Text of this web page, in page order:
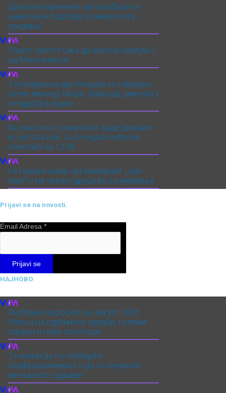
Дали електричните автомобили се
навистина подобри за животната
средина?
Зошто светот сака да ископа хелиум-3
од Месечината?
5 италијански дестинации за совршен
летен викенд: Море, природа, уметност
и најдобра храна
Во ова село сонцето ќе зајде двапати
во истата ноќ: Се очекува небесен
спектакл на 12.08
Сè повеќе жени организираат „solo
date“ и не чекаат друштво за уживање
Prijavi se na novosti.
Email Adresa *
НАЈНОВО
Љубовен хороскоп за август 2026:
Месец на судбински средби, големи
одлуки и нови почетоци
7 начини да го победите
перфекционизмот и да го зачувате
менталното здравје